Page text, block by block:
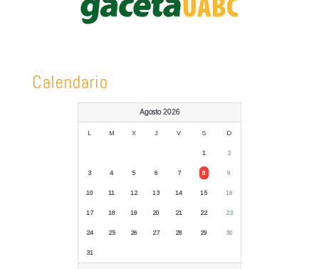
Calendario
Agosto 2026
L M X J V S D
1 2
3 4 5 6 7 8 9
10 11 12 13 14 15 16
17 18 19 20 21 22 23
24 25 26 27 28 29 30
31